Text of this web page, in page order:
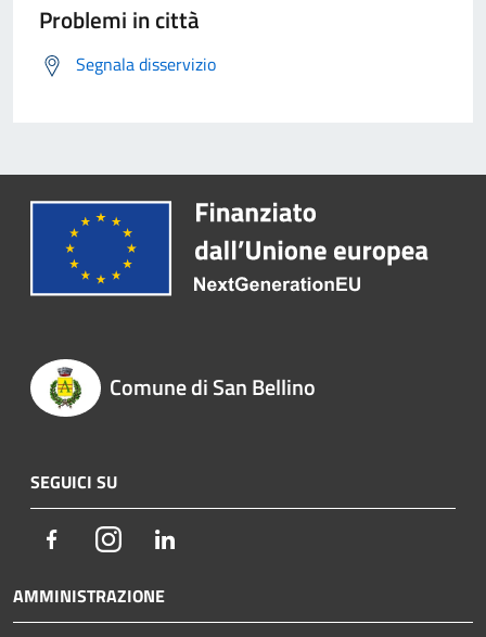
Problemi in città
Segnala disservizio
Comune di San Bellino
SEGUICI SU
FacebookInstagram
AMMINISTRAZIONE